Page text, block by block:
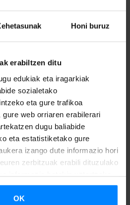
Honi buruz
erabiltzen ditu
edukiak eta iragarkiak
sozialetako
eta gure trafikoa
web orriaren erabilerari
dugu baliabide
eta estatistiketako gure
izango dute informazio hori
zerbitzuak erabili dituzulako
informazio batekin uztartzeko.
OK